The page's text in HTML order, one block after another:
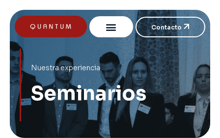
Contacto
Nuestra experiencia
Seminarios